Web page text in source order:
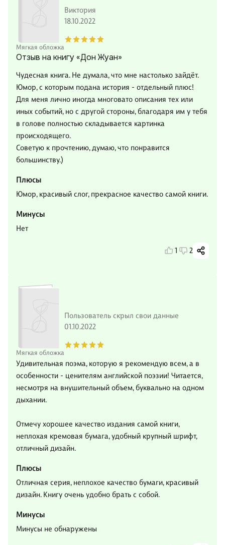
Мягкая обложка
Виктория
18.10.2022
Отзыв на книгу «Дон Жуан»
Чудесная книга. Не думала, что мне настолько зайдёт.
Юмор, с которым подана история - отдельный плюс!
Для меня лично иногда многовато описания тех или
иных событий, но с другой стороны, благодаря им у тебя
в голове полностью складывается картинка
происходящего.
Советую к прочтению, думаю, что понравится
большинству.)
Плюсы
Юмор, красивый слог, прекрасное качество самой книги.
Минусы
Нет
1 2
Мягкая обложка
Пользователь скрыл свои данные
01.10.2022
Удивительная поэма, которую я рекомендую всем, а в
особенности - ценителям английской поэзии! Читается,
несмотря на внушительный объем, буквально на одном
дыхании.
Отмечу хорошее качество издания самой книги,
неплохая кремовая бумага, удобный крупный шрифт,
отличный дизайн.
Плюсы
Отличная серия, неплохое качество бумаги, красивый
дизайн. Книгу очень удобно брать с собой.
Минусы
Минусы не обнаружены